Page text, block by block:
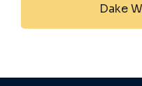
Dake